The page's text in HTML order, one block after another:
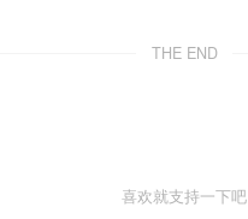
THE END
喜欢就支持一下吧